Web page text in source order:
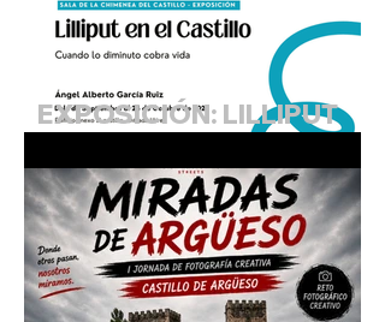
EXPOSICIÓN: LILLIPUT
"Cuando lo diminuto
cobra vida"